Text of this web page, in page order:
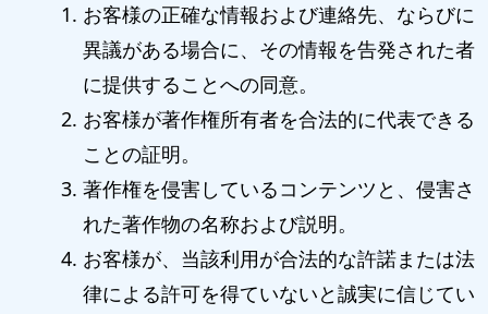
お客様の正確な情報および連絡先、ならびに
異議がある場合に、その情報を告発された者
に提供することへの同意。
お客様が著作権所有者を合法的に代表できる
ことの証明。
著作権を侵害しているコンテンツと、侵害さ
れた著作物の名称および説明。
お客様が、当該利用が合法的な許諾または法
律による許可を得ていないと誠実に信じてい